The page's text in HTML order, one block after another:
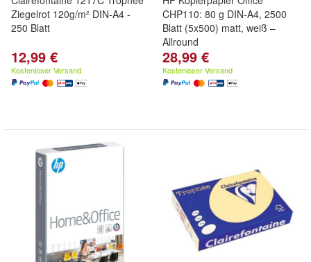
Ziegelrot 120g/m² DIN-A4 -
250 Blatt
12,99 €
Kostenloser Versand
CHP110: 80 g DIN-A4, 2500
Blatt (5x500) matt, weiß –
Allround
28,99 €
Kostenloser Versand